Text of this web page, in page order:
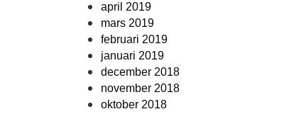
april 2019
mars 2019
februari 2019
januari 2019
december 2018
november 2018
oktober 2018